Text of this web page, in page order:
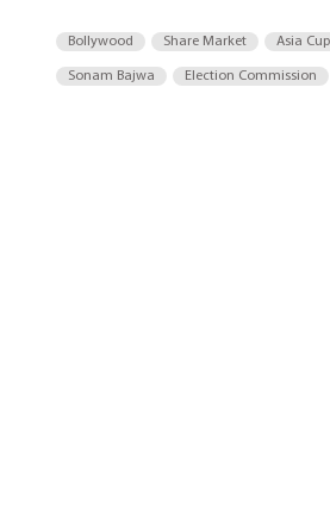
Bollywood Share Market Asia
Sonam Bajwa Election Commission